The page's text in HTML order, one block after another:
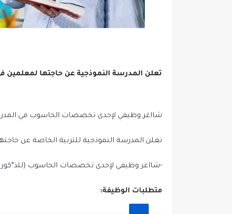
تعلن المدرسة النموذجية عن حاجتها لمعلمين
شااغر وظيفي لإحدى تخصصات الحاسوب في
تعلن المدرسة النموذجية للتربية الخاصة عن
-شااغر وظيفي لإحدى تخصصات الحاسوب
متطلبات الوظيفة: